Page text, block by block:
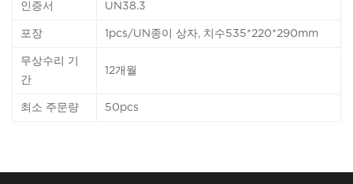
인증서 UN38.3
포장 1pcs/UN종이 상자, 치수535*220*290mm
무상수리 기
간
12개월
최소 주문량 50pcs